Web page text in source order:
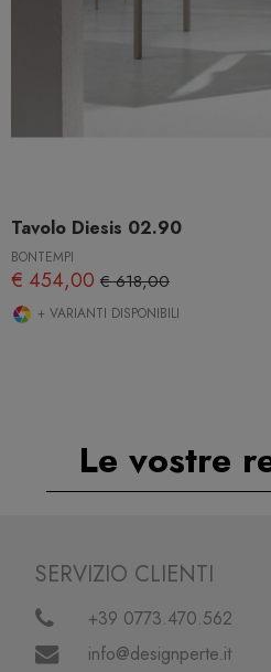
Tavolo Diesis 02.90
BONTEMPI
€ 454,00 € 618,00
+ VARIANTI DISPONIBILI
Le vostre
SERVIZIO CLIENTI
+39 0773.470.562
info@designperte.it